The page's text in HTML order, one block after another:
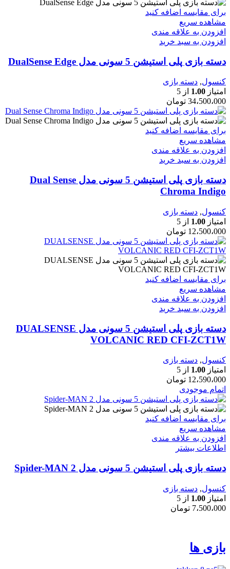
برای مقایسه اضافه کنید
مشاهده سریع
افزودن به علاقه مندی
افزودن به سبد خرید
دسته بازی پلی استیشن 5 سونی مدل DualSense Edge
کنسول, دسته بازی
امتیاز 1.00 از 5
34،500،000 تومان
برای مقایسه اضافه کنید
مشاهده سریع
افزودن به علاقه مندی
افزودن به سبد خرید
دسته بازی پلی استیشن 5 سونی مدل Dual Sense
Chroma Indigo
کنسول, دسته بازی
امتیاز 1.00 از 5
12،500،000 تومان
برای مقایسه اضافه کنید
مشاهده سریع
افزودن به علاقه مندی
افزودن به سبد خرید
دسته بازی پلی استیشن 5 سونی مدل DUALSENSE
VOLCANIC RED CFI-ZCT1W
کنسول, دسته بازی
امتیاز 1.00 از 5
12،590،000 تومان
اتمام موجودی
برای مقایسه اضافه کنید
مشاهده سریع
افزودن به علاقه مندی
اطلاعات بیشتر
دسته بازی پلی استیشن 5 سونی مدل Spider-MAN 2
کنسول, دسته بازی
امتیاز 1.00 از 5
7،500،000 تومان
بازی ها